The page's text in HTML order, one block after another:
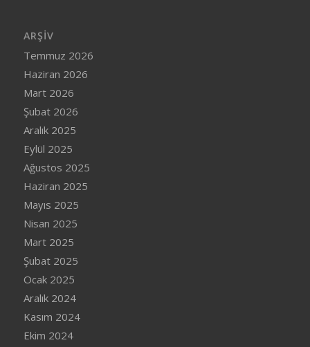
ARŞIV
Temmuz 2026
Haziran 2026
Mart 2026
Şubat 2026
Aralık 2025
Eylül 2025
Ağustos 2025
Haziran 2025
Mayıs 2025
Nisan 2025
Mart 2025
Şubat 2025
Ocak 2025
Aralık 2024
Kasım 2024
Ekim 2024